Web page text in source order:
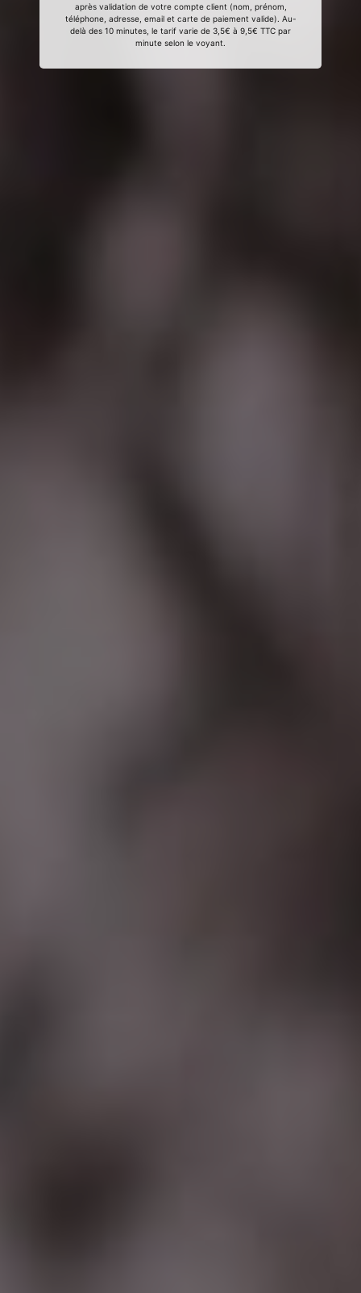
après validation de votre compte client (nom, prénom,
téléphone, adresse, email et carte de paiement valide). Au-
delà des 10 minutes, le tarif varie de 3,5€ à 9,5€ TTC par
minute selon le voyant.